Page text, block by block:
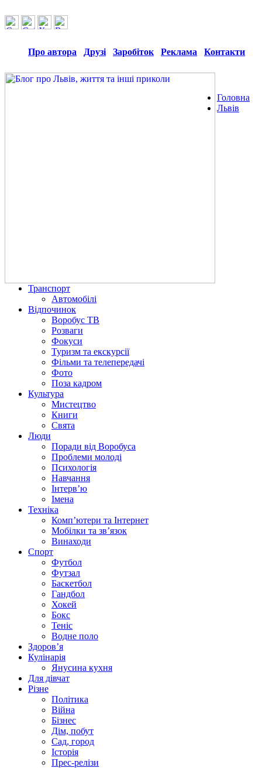
Про автора Друзі Заробіток Реклама Контакти
Головна
Львів
Транспорт
Автомобілі
Відпочинок
Воробус ТВ
Розваги
Фокуси
Туризм та екскурсії
Фільми та телепередачі
Фото
Поза кадром
Культура
Мистецтво
Книги
Свята
Люди
Поради від Воробуса
Проблеми молоді
Психологія
Навчання
Інтерв’ю
Імена
Техніка
Комп’ютери та Інтернет
Мобілки та зв’язок
Винаходи
Спорт
Футбол
Футзал
Баскетбол
Гандбол
Хокей
Бокс
Теніс
Водне поло
Здоров’я
Кулінарія
Янусина кухня
Для дівчат
Різне
Політика
Війна
Бізнес
Дім, побут
Сад, город
Історія
Прес-релізи